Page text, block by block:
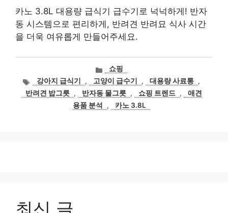
카노 3.8L 대용량 급식기 급수기로 넉넉하게! 반자
동 시스템으로 편리하게, 반려견 반려묘 식사 시간
을 더욱 여유롭게 만들어주세요.
카
테
고
리
쇼핑
태
그
강아지 급식기 , 고양이 급수기 , 대용량 사료통 ,
반려견 밥그릇 , 반자동 물그릇 , 쇼핑 트렌드 ,
애견
용품 분석
, 카노 3.8L
최신 글